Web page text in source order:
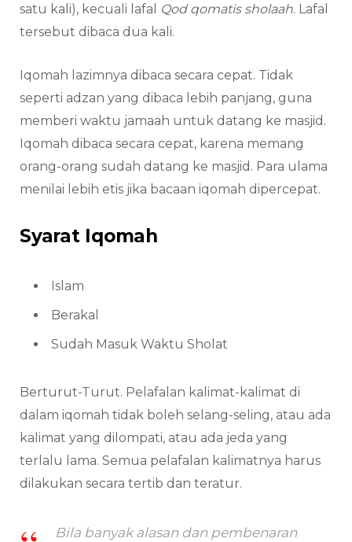
satu kali), kecuali lafal
Qod qomatis sholaah. Lafal
tersebut dibaca dua kali.
Iqomah lazimnya dibaca secara cepat. Tidak
seperti adzan yang dibaca lebih panjang, guna
memberi waktu jamaah untuk datang ke masjid.
Iqomah dibaca secara cepat, karena memang
orang-orang sudah datang ke masjid. Para ulama
menilai lebih etis jika bacaan iqomah dipercepat.
Syarat Iqomah
Islam
Berakal
Sudah Masuk Waktu Sholat
Berturut-Turut. Pelafalan kalimat-kalimat di
dalam iqomah tidak boleh selang-seling, atau ada
kalimat yang dilompati, atau ada jeda yang
terlalu lama. Semua pelafalan kalimatnya harus
dilakukan secara tertib dan teratur.
Bila banyak alasan dan pembenaran